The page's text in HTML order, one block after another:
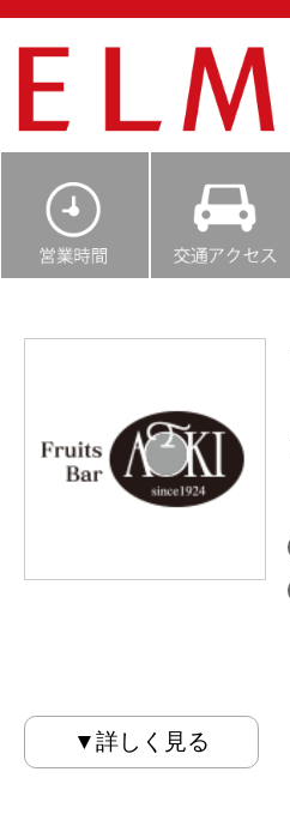
▼詳しく見る